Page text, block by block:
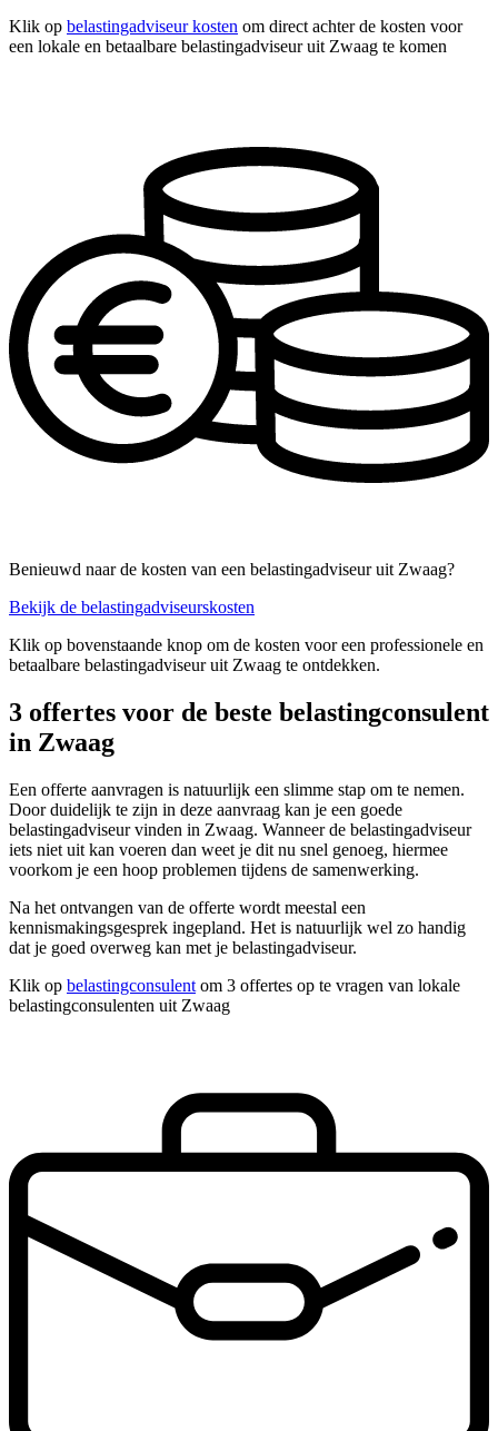
Klik op belastingadviseur kosten om direct achter de kosten voor
een lokale en betaalbare belastingadviseur uit Zwaag te komen
Benieuwd naar de kosten van een belastingadviseur uit Zwaag?
Bekijk de belastingadviseurskosten
Klik op bovenstaande knop om de kosten voor een professionele en
betaalbare belastingadviseur uit Zwaag te ontdekken.
3 offertes voor de beste belastingconsulent
in Zwaag
Een offerte aanvragen is natuurlijk een slimme stap om te nemen.
Door duidelijk te zijn in deze aanvraag kan je een goede
belastingadviseur vinden in Zwaag. Wanneer de belastingadviseur
iets niet uit kan voeren dan weet je dit nu snel genoeg, hiermee
voorkom je een hoop problemen tijdens de samenwerking.
Na het ontvangen van de offerte wordt meestal een
kennismakingsgesprek ingepland. Het is natuurlijk wel zo handig
dat je goed overweg kan met je belastingadviseur.
Klik op belastingconsulent om 3 offertes op te vragen van lokale
belastingconsulenten uit Zwaag